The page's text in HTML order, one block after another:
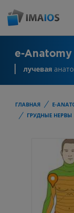
e-Anatomy
лучевая
ГЛАВНАЯ E-
ГРУДНЫЕ НЕРВЫ